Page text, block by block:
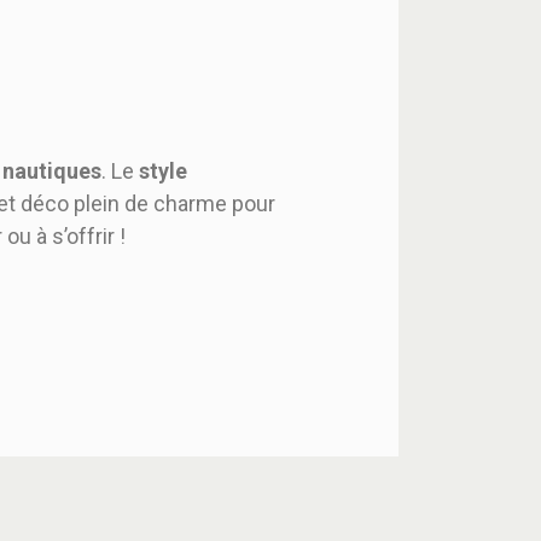
. Le style
déco plein de charme pour
à s’offrir !